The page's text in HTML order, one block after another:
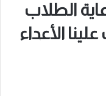
الطلاب
الأعداء